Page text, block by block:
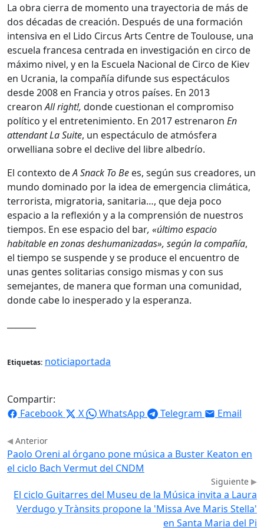
La obra cierra de momento una trayectoria de más de
dos décadas de creación. Después de una formación
intensiva en el Lido Circus Arts Centre de Toulouse, una
escuela francesa centrada en investigación en circo de
máximo nivel, y en la Escuela Nacional de Circo de Kiev
en Ucrania, la compañía difunde sus espectáculos
desde 2008 en Francia y otros países. En 2013
crearonAll right!, donde cuestionan el compromiso
político y el entretenimiento. En 2017 estrenaron En
attendant La Suite, un espectáculo de atmósfera
orwelliana sobre el declive del libre albedrío.
El contexto deA Snack To Be es, según sus creadores, un
mundo dominado por la idea de emergencia climática,
terrorista, migratoria, sanitaria…, que deja poco
espacio a la reflexión y a la comprensión de nuestros
tiempos. En ese espacio del bar, «último espacio
habitable en zonas deshumanizadas», según la compañía,
el tiempo se suspende y se produce el encuentro de
unas gentes solitarias consigo mismas y con sus
semejantes, de manera que forman una comunidad,
donde cabe lo inesperado y la esperanza.
Etiquetas: noticiaportada
Compartir:
Facebook
X WhatsApp Telegram Email
Anterior
Paolo Oreni al órgano pone música a Buster Keaton en
el ciclo Bach Vermut del CNDM
Siguiente
El ciclo Guitarres del Museu de la Música invita a Laura
Verdugo y Trànsits propone la 'Missa Ave Maris Stella'
en Santa Maria del Pi